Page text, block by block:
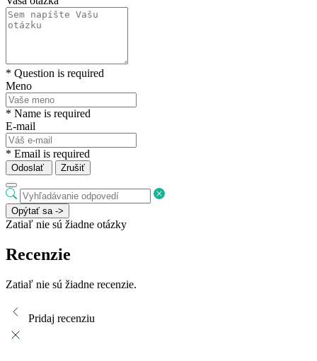
* Question is required
Meno
* Name is required
E-mail
* Email is required
Odoslať Zrušiť
Opýtať sa ->
Zatiaľ nie sú žiadne otázky
Recenzie
Zatiaľ nie sú žiadne recenzie.
Pridaj recenziu